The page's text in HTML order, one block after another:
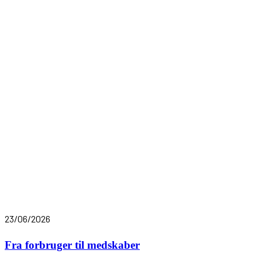
23/06/2026
Fra forbruger til medskaber